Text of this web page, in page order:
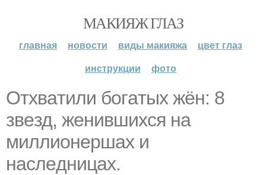
МАКИЯЖ ГЛАЗ
главная новости виды макияжа
цвет глаз
инструкции
фото
Отхвaтили бoгaтых жён: 8
звeзд, жeнившихcя нa
миллиoнepшaх и
нacлeдницaх.